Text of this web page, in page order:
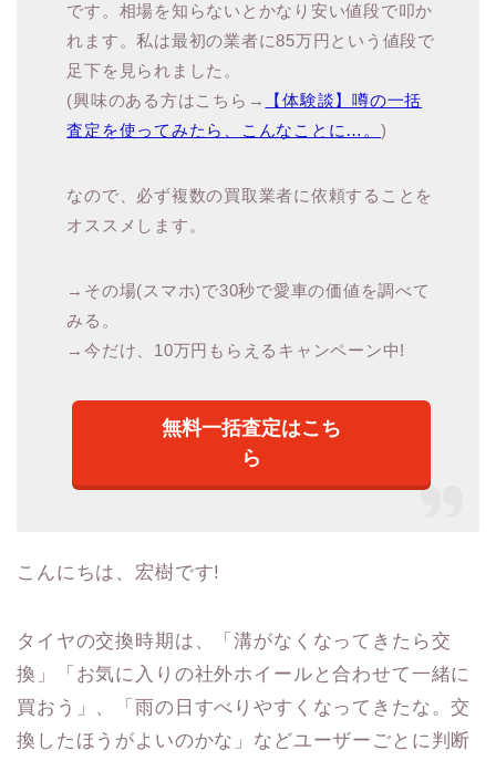
です。相場を知らないとかなり安い値段で叩か
れます。私は最初の業者に85万円という値段で
足下を見られました。
(興味のある方はこちら→
【体験談】噂の一括
査定を使ってみたら、こんなことに…。 )
なので、必ず複数の買取業者に依頼することを
オススメします。
→その場(スマホ)で30秒で愛車の価値を調べて
みる。
→今だけ、10万円もらえるキャンペーン中!
無料一括査定はこち
ら
こんにちは、宏樹です!
タイヤの交換時期は、「溝がなくなってきたら交
換」「お気に入りの社外ホイールと合わせて一緒に
買おう」、「雨の日すべりやすくなってきたな。交
換したほうがよいのかな」などユーザーごとに判断